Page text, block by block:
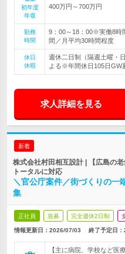
初年度
年収
400万円～700万円
勤務
時間
9：00～18：00※実働8
間／月平均30時間程度
休日
休暇
週休二日制（隔週土曜・
よる※年間休日105日GW
求人詳細を見る
新着
株式会社村田相互設計 | 【広島の
トータルに対応
＼官公庁案件／街づくりの
集
正社員 急募 完全週休2日制
情報更新日：2026/07/03 終了予定日：
【主に病院、学校など医